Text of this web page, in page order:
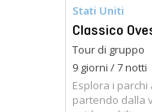
Stati Uniti
Classico
Tour di gruppo
9 giorni / 7 notti
Esplora i
partendo dalla